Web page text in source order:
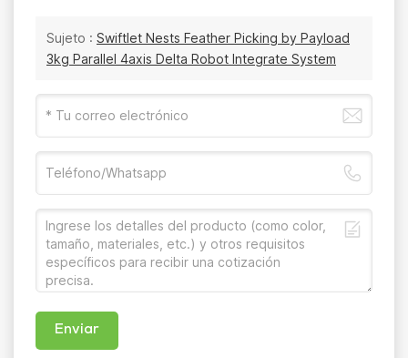
Sujeto : Swiftlet Nests Feather Picking by Payload
3kg Parallel 4axis Delta Robot Integrate System
Enviar